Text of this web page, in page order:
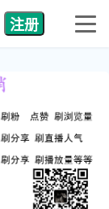
注册